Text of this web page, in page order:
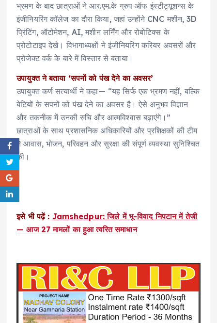
भ्रमण के बाद छात्राओं ने आर.एम.के ग्रुप ऑफ इंस्टीट्यूशन्स के
इंजीनियरिंग कॉलेज का दौरा किया, जहां उन्होंने CNC मशीन, 3D
प्रिंटिंग, ऑटोमेशन, AI, मशीन लर्निंग और रोबोटिक्स के
प्रोटोटाइप देखे। विभागाध्यक्षों ने इंजीनियरिंग करियर अवसरों और
प्रोजेक्ट वर्क के बारे में विस्तार से बताया।
उपायुक्त ने बताया ‘सपनों को पंख देने का अवसर’
उपायुक्त कर्ण सत्यार्थी ने कहा— “यह सिर्फ एक भ्रमण नहीं, बल्कि
बेटियों के सपनों को पंख देने का अवसर है। ऐसे अनुभव विज्ञान
और तकनीक में उनकी रुचि और आत्मविश्वास बढ़ाएंगे।”
छात्राओं के साथ प्रशासनिक अधिकारियों और प्रशिक्षकों की टीम
ने आवास, भोजन, परिवहन और सुरक्षा की संपूर्ण व्यवस्था सुनिश्चित
की।
इसे भी पढ़ें : Jamshedpur: जिले में भू-विवाद निपटान में तेजी
— आज 27 मामलों का हुआ त्वरित समाधान